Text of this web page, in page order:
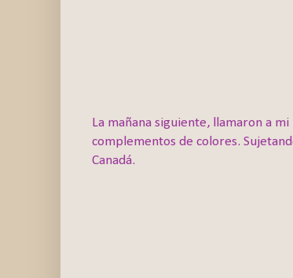
La mañana siguiente, llamaron a
complementos de colores.
Canadá.